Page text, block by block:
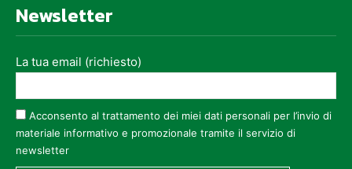
Newsletter
La tua email (richiesto)
Acconsento al trattamento dei miei dati personali per l’invio di
materiale informativo e promozionale tramite il servizio di
newsletter